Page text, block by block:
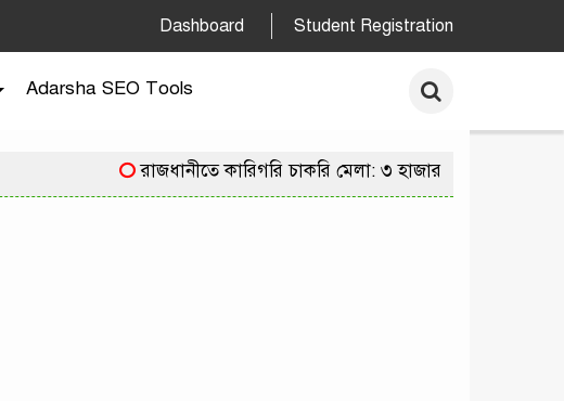
Dashboard Student Registration
Adarsha SEO Tools
রাজধানীতে কারিগরি চাকরি মেলা: ৩ হাজার পদে নিয়োগের